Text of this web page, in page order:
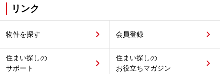
リンク
物件を探す 会員登録
住まい探しの
サポート
住まい探しの
お役立ちマガジン